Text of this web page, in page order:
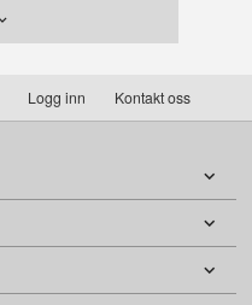
Logg inn Kontakt oss